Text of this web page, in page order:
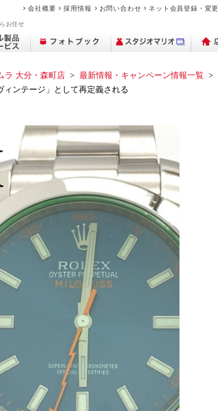
会社概要 採用情報 お問い合わせ ネット会員登録・変更
お任せ
カメラ
中古時計
買いたい
遺影写真の作成・加
工
お役立ち情報コラム
カバー
アトリエフォトブッ
ク
マイブック
スマホ買取
ラ 大分・森町店
最新情報・キャンペーン情報一覧
ィンテージ」として再定義される